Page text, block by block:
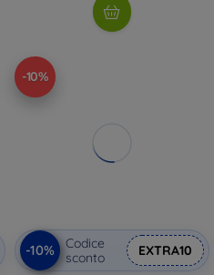
-10%
-10%
Codice
sconto
EXTRA10